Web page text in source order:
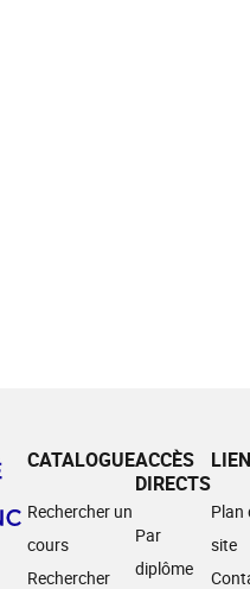
CATALOGUE
Rechercher un
cours
Rechercher
ACCÈS
DIRECTS
Par
diplôme
Plan
site